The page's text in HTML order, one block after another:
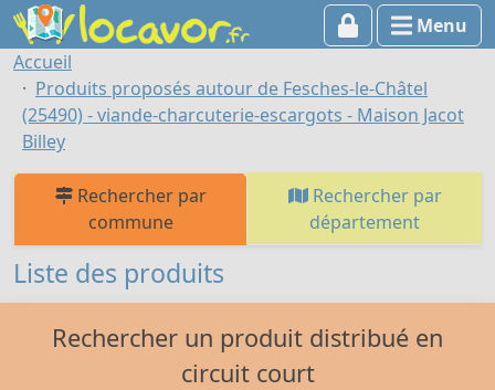
Menu
Accueil
Produits proposés autour de Fesches-le-Châtel
(25490) - viande-charcuterie-escargots - Maison Jacot
Billey
Rechercher par
commune
Rechercher par
département
Liste des produits
Rechercher un produit distribué en
circuit court